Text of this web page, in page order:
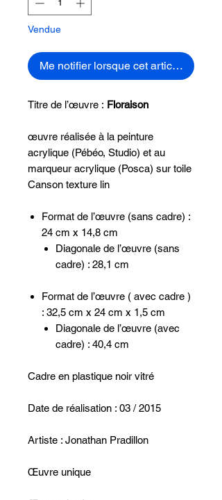
Vendue
Me notifier lorsque cet article est
Titre de l’œuvre : Floraison
œuvre réalisée à la peinture
acrylique (Pébéo, Studio) et au
marqueur acrylique (Posca) sur toile
Canson texture lin
Format de l’œuvre (sans cadre) :
24 cm x 14,8 cm
Diagonale de l’œuvre (sans
cadre) : 28,1 cm
Format de l’œuvre ( avec cadre )
: 32,5 cm x 24 cm x 1,5 cm
Diagonale de l’œuvre (avec
cadre) : 40,4 cm
Cadre en plastique noir vitré
Date de réalisation : 03 / 2015
Artiste : Jonathan Pradillon
Œuvre unique